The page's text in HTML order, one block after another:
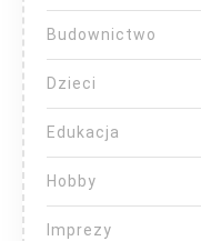
Budownictwo
Dzieci
Edukacja
Hobby
Imprezy